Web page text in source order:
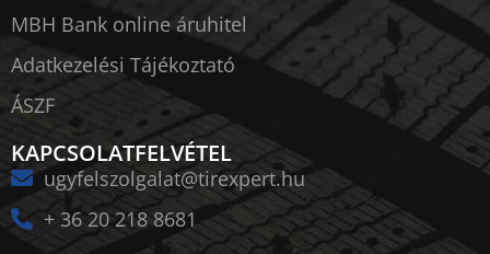
MBH Bank online áruhitel
Adatkezelési Tájékoztató
ÁSZF
KAPCSOLATFELVÉTEL
ugyfelszolgalat@tirexpert.hu
+ 36 20 218 8681